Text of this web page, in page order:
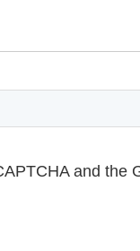
and the